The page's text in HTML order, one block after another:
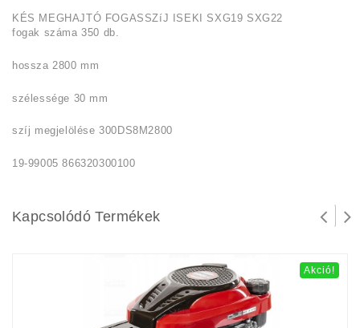
KÉS MEGHAJTÓ FOGASSZíJ ISEKI SXG19 SXG22
fogak száma 350 db.
hossza 2800 mm
szélessége 30 mm
szíj megjelölése 300DS8M2800
19-99005 866320300100
Kapcsolódó Termékek
Akció!